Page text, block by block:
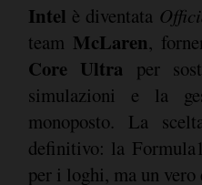
Intel è diventata
team McLaren,
Core Ultra per
simulazioni e la
monoposto. La
definitivo: la
per i loghi, ma un